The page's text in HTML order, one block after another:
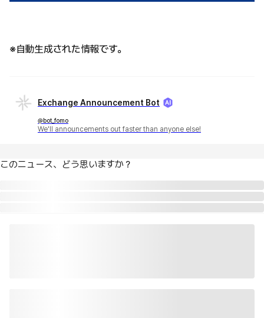
※自動生成された情報です。
Exchange Announcement Bot
@bot_fomo
We'll announcements out faster than anyone else!
このニュース、どう思いますか？